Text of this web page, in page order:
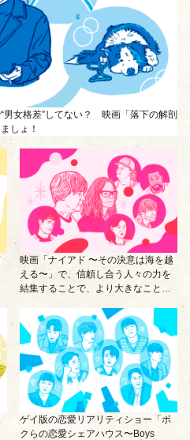
男女格差”してない？ 映画「落下の解剖
しょ！
映画「ナイアド 〜その決意は海を越
える〜」で、信頼し合う人々の力を
結集することで、より大きなことを
女に。
ゲイ版の恋愛リアリティショー「ボ
クらの恋愛シェアハウス〜Boys